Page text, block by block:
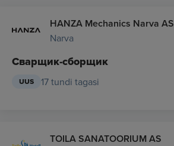
HANZA Mechanics Narva AS
Narva
Сварщик-сборщик
UUS 17 tundi tagasi
TOILA SANATOORIUM AS